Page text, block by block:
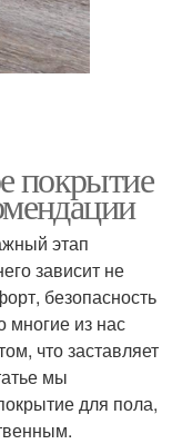
покрытие
этап
зависит не
безопасность
многие из нас
что заставляет
мы
для пола,